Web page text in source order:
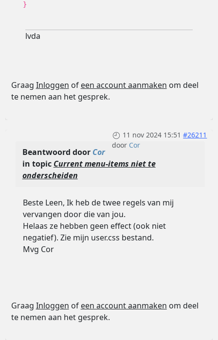
}
lvda
Graag Inloggen of een account aanmaken om deel
te nemen aan het gesprek.
11 nov 2024 15:51 #26211
door Cor
Beantwoord door Cor
in topic Current menu-items niet te
onderscheiden
Beste Leen, Ik heb de twee regels van mij
vervangen door die van jou.
Helaas ze hebben geen effect (ook niet
negatief). Zie mijn user.css bestand.
Mvg Cor
Graag Inloggen of een account aanmaken om deel
te nemen aan het gesprek.